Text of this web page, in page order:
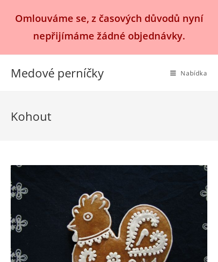
Omlouváme se, z časových důvodů nyní
nepřijímáme žádné objednávky.
Medové perníčky Nabídka
Kohout